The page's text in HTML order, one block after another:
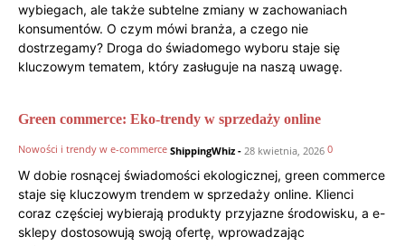
wybiegach, ale także subtelne zmiany w zachowaniach
konsumentów. O czym mówi branża, a czego nie
dostrzegamy? Droga do świadomego wyboru staje się
kluczowym tematem, który zasługuje na naszą uwagę.
Green commerce: Eko-trendy w sprzedaży online
Nowości i trendy w e-commerce ShippingWhiz - 28 kwietnia, 2026 0
W dobie rosnącej świadomości ekologicznej, green commerce
staje się kluczowym trendem w sprzedaży online. Klienci
coraz częściej wybierają produkty przyjazne środowisku, a e-
sklepy dostosowują swoją ofertę, wprowadzając